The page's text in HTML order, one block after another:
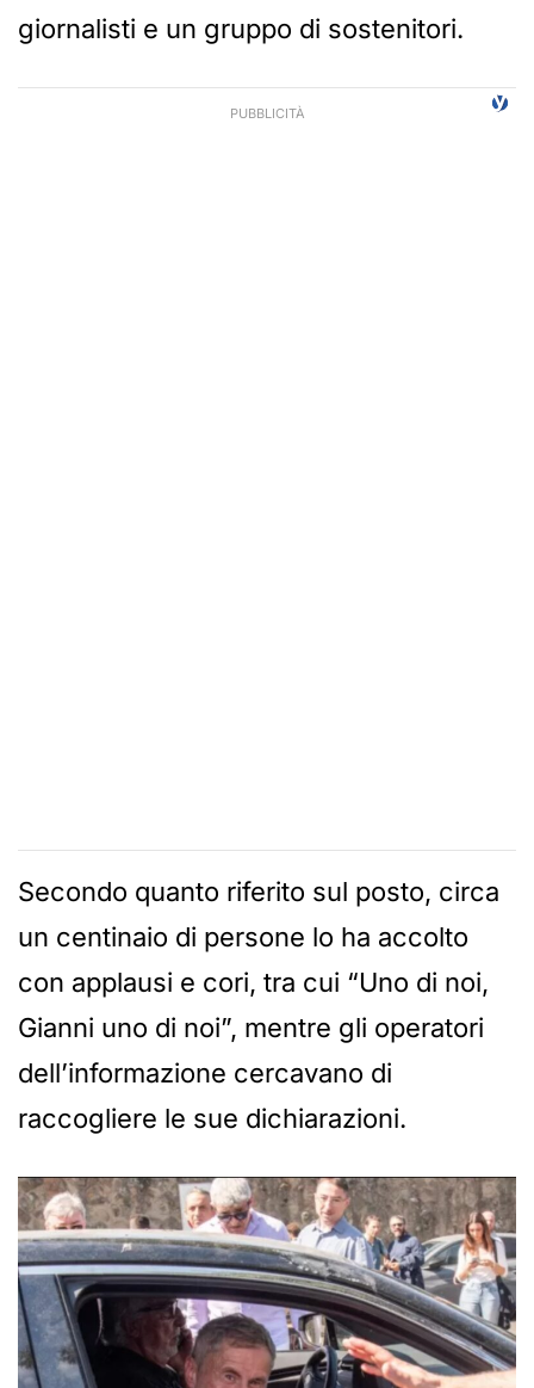
giornalisti e un gruppo di sostenitori.
Secondo quanto riferito sul posto, circa
un centinaio di persone lo ha accolto
con applausi e cori, tra cui “Uno di noi,
Gianni uno di noi”, mentre gli operatori
dell’informazione cercavano di
raccogliere le sue dichiarazioni.